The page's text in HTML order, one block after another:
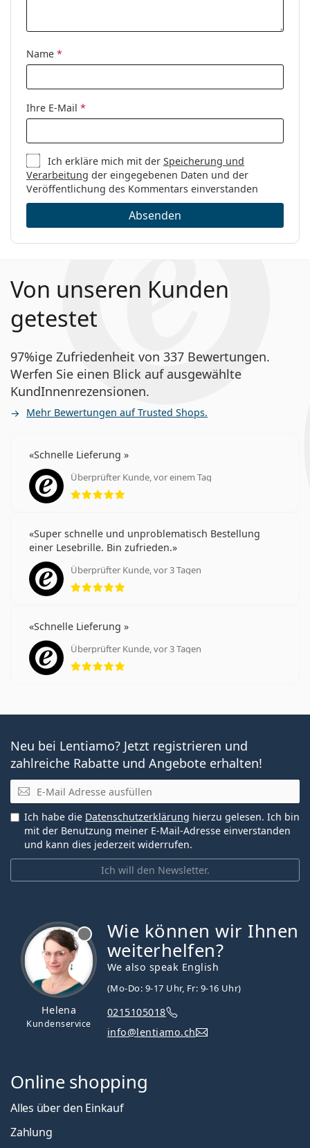
Marke:
Giorgio Armani
Code:
Name *
Ihre E-Mail *
Ich erkläre mich mit derSpeicherung und
Verarbeitung der eingegebenen Daten und der
Veröffentlichung des Kommentars einverstanden
Absenden
Von unseren Kunden
getestet
97%ige Zufriedenheit von 337 Bewertungen.
Werfen Sie einen Blick auf ausgewählte
KundInnenrezensionen.
Mehr Bewertungen auf Trusted Shops.
Schnelle Lieferung
Überprüfter Kunde, vor einem Tag
Bewertung 5 aus 5
Super schnelle und unproblematisch Bestellung
einer Lesebrille. Bin zufrieden.
Überprüfter Kunde, vor 3 Tagen
Bewertung 5 aus 5
Schnelle Lieferung
Überprüfter Kunde, vor 3 Tagen
Bewertung 5 aus 5
Neu bei Lentiamo? Jetzt registrieren und
zahlreiche Rabatte und Angebote erhalten!
E-Mail
Ich will den Newsletter.
Ich habe die Datenschutzerklärung hierzu gelesen. Ich bin
mit der Benutzung meiner E-Mail-Adresse einverstanden
und kann dies jederzeit widerrufen.
Helena
Kundenservice
Wie können wir Ihnen
weiterhelfen?
We also speak English
(Mo-Do: 9-17 Uhr, Fr: 9-16 Uhr)
0215105018
info@lentiamo.ch
Online shopping
Alles über den Einkauf
Zahlung